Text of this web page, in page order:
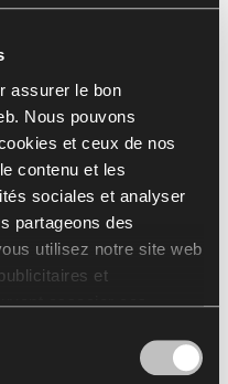
assurer le bon
Nous pouvons
et ceux de nos
contenu et les
sociales et analyser
partageons des
utilisez notre site web
et
associer ces
services.
) Effacer la sélection